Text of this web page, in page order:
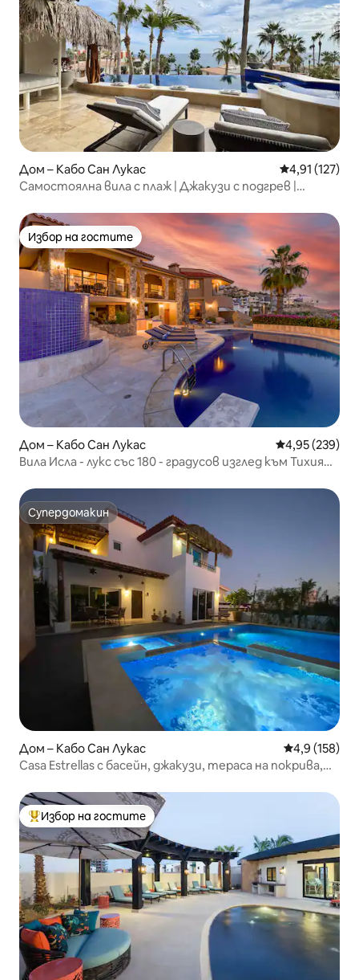
Дом – Кабо Сан Лукас Средна
4,91 (127)
Самостоялна вила с плаж | Джакузи с подгрев |
Избор на гостите
Избор на гостите
Дом – Кабо Сан Лукас Средна
4,95 (239)
Вила Исла - лукс със 180 - градусов изглед към Тихия
Супердомакин
Супердомакин
Дом – Кабо Сан Лукас Средна
4,9 (158)
Casa Estrellas с басейн, джакузи, тераса на покрива,
Най-популярен избор на гостите
Избор на гостите